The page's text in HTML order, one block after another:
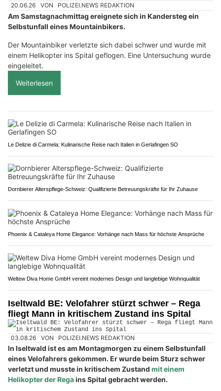
20.06.26 VON POLIZEI.NEWS REDAKTION
Am Samstagnachmittag ereignete sich in Kandersteg ein
Selbstunfall eines Mountainbikers.
Der Mountainbiker verletzte sich dabei schwer und wurde mit
einem Helikopter ins Spital geflogen. Eine Untersuchung wurde
eingeleitet.
Weiterlesen
Le Delizie di Carmela: Kulinarische Reise nach Italien in Gerlafingen SO
Dornbierer Alterspflege-Schweiz: Qualifizierte Betreuungskräfte für Ihr Zuhause
Phoenix & Cataleya Home Elegance: Vorhänge nach Mass für höchste Ansprüche
Weltew Diva Home GmbH vereint modernes Design und langlebige Wohnqualität
Iseltwald BE: Velofahrer stürzt schwer – Rega
fliegt Mann in kritischem Zustand ins Spital
03.08.26 VON POLIZEI.NEWS REDAKTION
In Iseltwald ist es am Montagmorgen zu einem Selbstunfall
eines Velofahrers gekommen. Er wurde beim Sturz schwer
verletzt und musste in kritischem Zustand mit einem
Helikopter der Regains Spital gebracht werden.